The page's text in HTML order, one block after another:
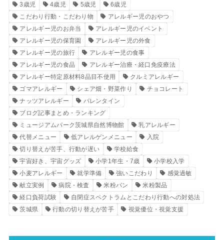
3歳児 4歳児 5歳児
6歳児
こだわり行動・こだわり物
アレルギー児のおやつ
アレルギー児のお弁当
アレルギー児のイベント
アレルギー児の保育園
アレルギー児の外食
アレルギー児の旅行
アレルギー児の食事
アレルギー児の食品
アレルギー治療・経口免疫療法
アレルギー特定原材料8品目不使用
クルミアレルギー
ゴマアレルギー
シェア畑・野菜作り
チョコレート
ナッツアレルギー
バレンタイン
ブログ記事まとめ・ランキング
ミュージアムパーク茨城県自然博物館
乳アレルギー
代替メニュー
低アレルゲンメニュー
入院
切り替えが苦手、行動が遅い
学校給食
宇宙好き、宇宙グッズ
小学1年生・7歳
小学校入学
小麦アレルギー
就学準備 強いこだわり
感覚過敏
献立実例
病院・検査 米粉パン
米粉製品
経口負荷試験
自閉症スペクトラムとこだわり行動への対処法
茨城県
行動の切り替えが苦手 視覚優位・視覚支援